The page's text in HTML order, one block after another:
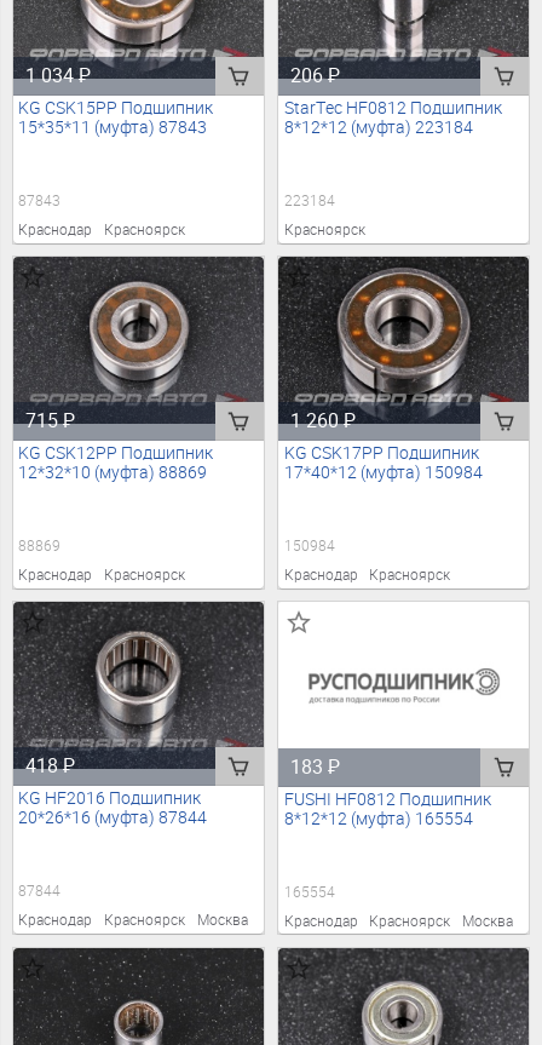
1 034₽
KG CSK15PP Подшипник
15*35*11 (муфта) 87843
87843
Краснодар
Красноярск
206₽
StarTec HF0812 Подшипник
8*12*12 (муфта) 223184
223184
Красноярск
715₽
KG CSK12PP Подшипник
12*32*10 (муфта) 88869
88869
Краснодар
Красноярск
1 260₽
KG CSK17PP Подшипник
17*40*12 (муфта) 150984
150984
Краснодар
Красноярск
418₽
KG HF2016 Подшипник
20*26*16 (муфта) 87844
87844
Краснодар
Красноярск Москва
183₽
FUSHI HF0812 Подшипник
8*12*12 (муфта) 165554
165554
Краснодар
Красноярск Москва